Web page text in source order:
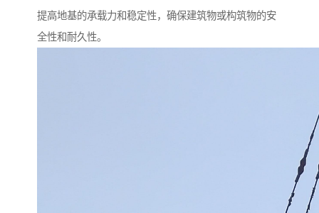
提高地基的承载力和稳定性，确保建筑物或构筑物的安
全性和耐久性。